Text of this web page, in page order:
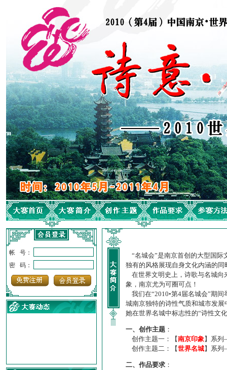
帐 号：
密 码：
·【诗意·名城】地铁展示作...
“名城会”是南京首创的大型国际
独有的风格展现自身文化内涵的
在世界文明史上，诗歌与名城向
象，南京尤为可圈可点！
我们在“2010•第4届名城会”期
城南京独特的诗性气质和城市发
她在世界名城中标志性的“诗性文
一、创作主题 ：
创作主题一：【南京印象】系
创作主题二：【世界名城】系
二、作品要求 ：